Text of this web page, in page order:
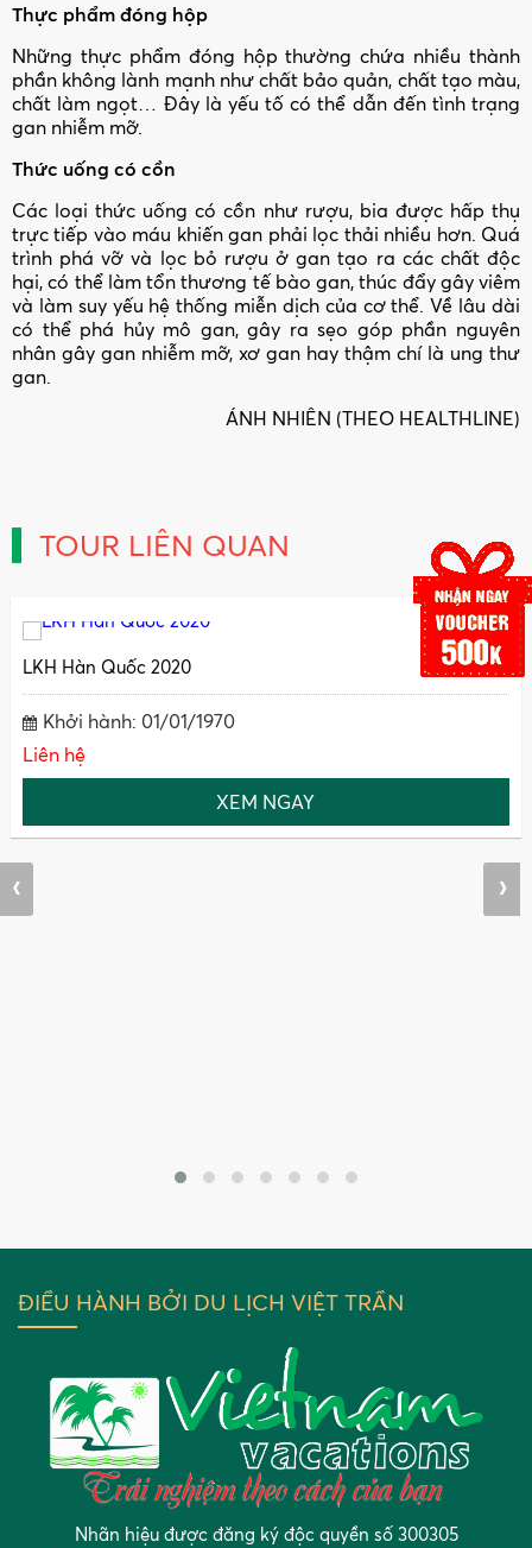
Thực phẩm đóng hộp
Những thực phẩm đóng hộp thường chứa nhiều thành
phần không lành mạnh như chất bảo quản, chất tạo màu,
chất làm ngọt… Đây là yếu tố có thể dẫn đến tình trạng
gan nhiễm mỡ.
Thức uống có cồn
Các loại thức uống có cồn như rượu, bia được hấp thụ
trực tiếp vào máu khiến gan phải lọc thải nhiều hơn. Quá
trình phá vỡ và lọc bỏ rượu ở gan tạo ra các chất độc
hại, có thể làm tổn thương tế bào gan, thúc đẩy gây viêm
và làm suy yếu hệ thống miễn dịch của cơ thể. Về lâu dài
có thể phá hủy mô gan, gây ra sẹo góp phần nguyên
nhân gây gan nhiễm mỡ, xơ gan hay thậm chí là ung thư
gan.
ÁNH NHIÊN (THEO HEALTHLINE)
TOUR LIÊN QUAN
LKH Hàn Quốc 2020
Khởi hành: 01/01/1970
Liên hệ
XEM NGAY
‹ ›
ĐIỀU HÀNH BỞI DU LỊCH VIỆT TRẦN
Nhãn hiệu được đăng ký độc quyền số 300305